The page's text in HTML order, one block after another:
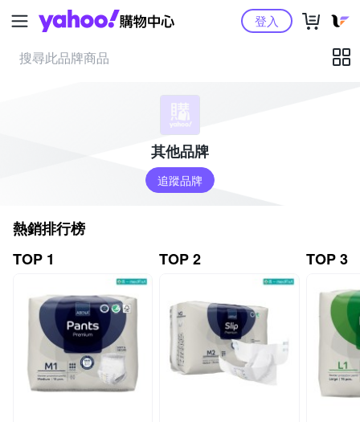
Yahoo購物中心登入
其他品牌
追蹤品牌
熱銷排行榜
TOP 1
TOP 2 TOP 3